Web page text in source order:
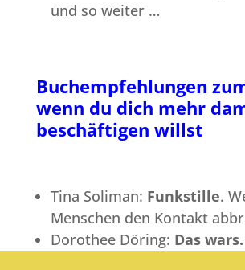
und so weiter …
Buchempfehlungen
wenn du dich mehr
beschäftigen willst
Tina Soliman: Funkstille.
Menschen den Kontakt
Dorothee Döring: Das wars.